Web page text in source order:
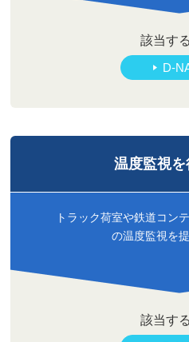
該当す
D-
温度監視
トラック荷室や鉄道コン
の温度監視を
該当す